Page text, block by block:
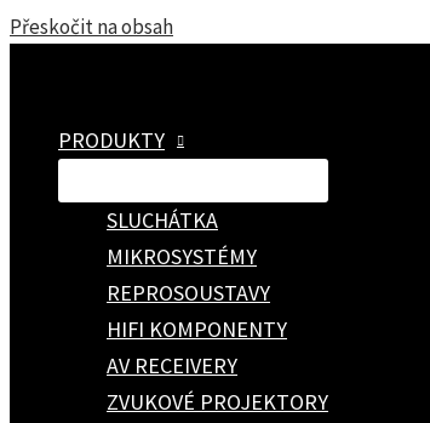
Přeskočit na obsah
PRODUKTY
SLUCHÁTKA
MIKROSYSTÉMY
REPROSOUSTAVY
HIFI KOMPONENTY
AV RECEIVERY
ZVUKOVÉ PROJEKTORY